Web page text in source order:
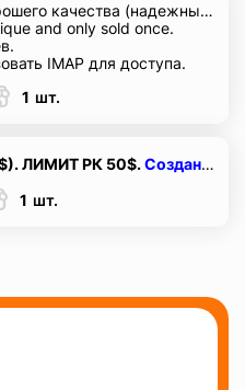
получайте сообщения через IMAP. Суперактивен 6–12 месяцев отлёжки)
and only sold once.
IMAP для доступа.
1 шт.
ЛИМИТ РК 50$.Создано 3 РК.
1 шт.